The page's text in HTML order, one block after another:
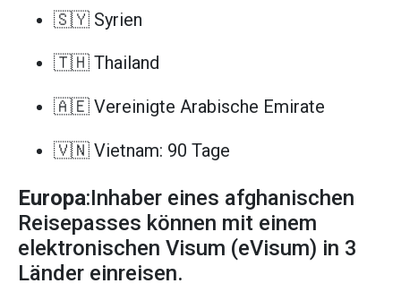
🇸🇾 Syrien
🇹🇭 Thailand
🇦🇪 Vereinigte Arabische Emirate
🇻🇳 Vietnam: 90 Tage
Europa:Inhaber eines afghanischen
Reisepasses können mit einem
elektronischen Visum (eVisum) in 3
Länder einreisen.